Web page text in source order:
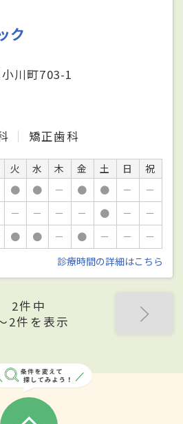
ク
川町703-1
矯正歯科
火 水 木 金 土 日
祝
● ● － ● ● －
－
－ － － － ● －
－
● ● － ● － －
－
診療時間の詳細はこちら
2件中
2件を表示